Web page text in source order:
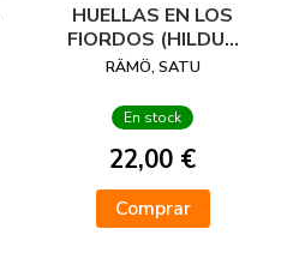
HUELLAS EN LOS
FIORDOS (HILDUR
1)
RÄMÖ, SATU
En stock
22,00 €
Comprar